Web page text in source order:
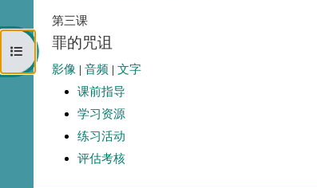
打开课程索引
第三课
罪的咒诅
影像 |音频 |文字
课前指导
学习资源
练习活动
评估考核